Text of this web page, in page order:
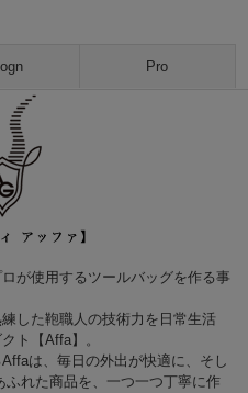
Pro
が使用するツールバッグを作る事
した鞄職人の技術力を日常生活
ト【Affa】。
は、毎日の外出が快適に、そし
れた商品を、一つ一つ丁寧に作